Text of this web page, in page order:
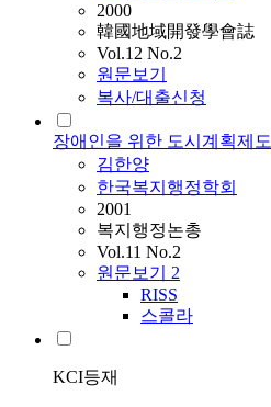
2000
韓國地域開發學會誌
Vol.12 No.2
원문보기
복사/대출신청
장애인을 위한 도시계획제
김한양
한국복지행정학회
2001
복지행정논총
Vol.11 No.2
원문보기 2
RISS
스콜라
KCI등재